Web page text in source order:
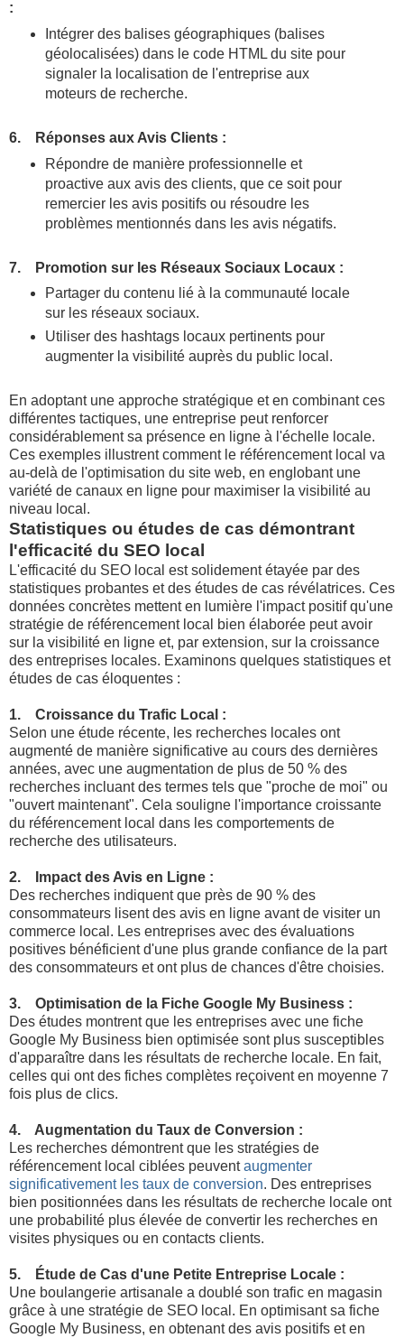
:
Intégrer des balises géographiques (balises
géolocalisées) dans le code HTML du site pour
signaler la localisation de l'entreprise aux
moteurs de recherche.
6. Réponses aux Avis Clients :
Répondre de manière professionnelle et
proactive aux avis des clients, que ce soit pour
remercier les avis positifs ou résoudre les
problèmes mentionnés dans les avis négatifs.
7. Promotion sur les Réseaux Sociaux Locaux :
Partager du contenu lié à la communauté locale
sur les réseaux sociaux.
Utiliser des hashtags locaux pertinents pour
augmenter la visibilité auprès du public local.
En adoptant une approche stratégique et en combinant ces
différentes tactiques, une entreprise peut renforcer
considérablement sa présence en ligne à l'échelle locale.
Ces exemples illustrent comment le référencement local va
au-delà de l'optimisation du site web, en englobant une
variété de canaux en ligne pour maximiser la visibilité au
niveau local.
Statistiques ou études de cas démontrant
l'efficacité du SEO local
L'efficacité du SEO local est solidement étayée par des
statistiques probantes et des études de cas révélatrices. Ces
données concrètes mettent en lumière l'impact positif qu'une
stratégie de référencement local bien élaborée peut avoir
sur la visibilité en ligne et, par extension, sur la croissance
des entreprises locales. Examinons quelques statistiques et
études de cas éloquentes :
1. Croissance du Trafic Local :
Selon une étude récente, les recherches locales ont
augmenté de manière significative au cours des dernières
années, avec une augmentation de plus de 50 % des
recherches incluant des termes tels que "proche de moi" ou
"ouvert maintenant". Cela souligne l'importance croissante
du référencement local dans les comportements de
recherche des utilisateurs.
2. Impact des Avis en Ligne :
Des recherches indiquent que près de 90 % des
consommateurs lisent des avis en ligne avant de visiter un
commerce local. Les entreprises avec des évaluations
positives bénéficient d'une plus grande confiance de la part
des consommateurs et ont plus de chances d'être choisies.
3. Optimisation de la Fiche Google My Business :
Des études montrent que les entreprises avec une fiche
Google My Business bien optimisée sont plus susceptibles
d'apparaître dans les résultats de recherche locale. En fait,
celles qui ont des fiches complètes reçoivent en moyenne 7
fois plus de clics.
4. Augmentation du Taux de Conversion :
Les recherches démontrent que les stratégies de
référencement local ciblées peuventaugmenter
significativement les taux de conversion. Des entreprises
bien positionnées dans les résultats de recherche locale ont
une probabilité plus élevée de convertir les recherches en
visites physiques ou en contacts clients.
5. Étude de Cas d'une Petite Entreprise Locale :
Une boulangerie artisanale a doublé son trafic en magasin
grâce à une stratégie de SEO local. En optimisant sa fiche
Google My Business, en obtenant des avis positifs et en